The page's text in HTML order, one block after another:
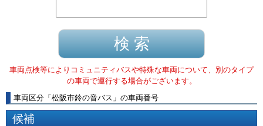
車両点検等によりコミュニティバスや特殊な車両について、別のタイプ
の車両で運行する場合がございます。
車両区分 「 松阪市鈴の音バス 」 の車両番号
候補